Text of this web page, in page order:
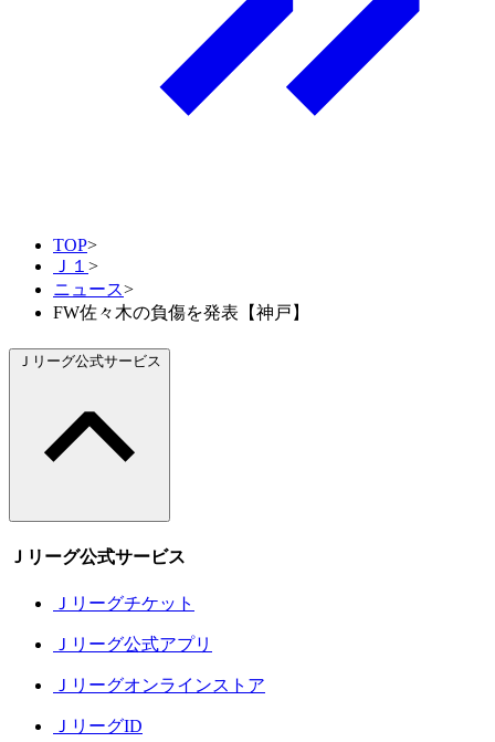
TOP>
Ｊ１ >
ニュース>
FW佐々木の負傷を発表【神戸】
Ｊリーグ公式サービス
Ｊリーグ公式サービス
Ｊリーグチケット
Ｊリーグ公式アプリ
Ｊリーグオンラインストア
ＪリーグID